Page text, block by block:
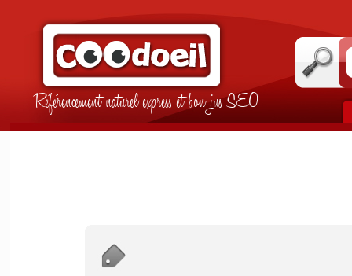
Référencement naturel express et bon jus SEO